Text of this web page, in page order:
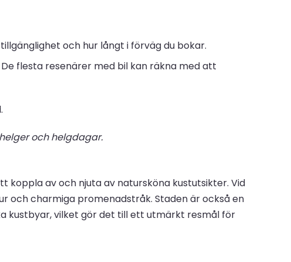
och hur långt i förväg du bokar.
De flesta resenärer med bil kan räkna med att
och helgdagar.
koppla av och njuta av natursköna kustutsikter. Vid
och charmiga promenadstråk. Staden är också en
kustbyar, vilket gör det till ett utmärkt resmål för